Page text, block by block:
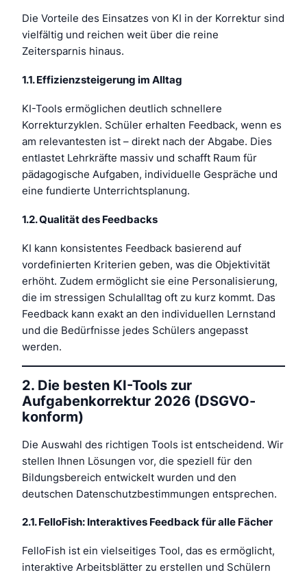
Die Vorteile des Einsatzes von KI in der Korrektur sind
vielfältig und reichen weit über die reine
Zeitersparnis hinaus.
1.1. Effizienzsteigerung im Alltag
KI-Tools ermöglichen deutlich schnellere
Korrekturzyklen. Schüler erhalten Feedback, wenn es
am relevantesten ist – direkt nach der Abgabe. Dies
entlastet Lehrkräfte massiv und schafft Raum für
pädagogische Aufgaben, individuelle Gespräche und
eine fundierte Unterrichtsplanung.
1.2. Qualität des Feedbacks
KI kann konsistentes Feedback basierend auf
vordefinierten Kriterien geben, was die Objektivität
erhöht. Zudem ermöglicht sie eine Personalisierung,
die im stressigen Schulalltag oft zu kurz kommt. Das
Feedback kann exakt an den individuellen Lernstand
und die Bedürfnisse jedes Schülers angepasst
werden.
2. Die besten KI-Tools zur
Aufgabenkorrektur 2026 (DSGVO-
konform)
Die Auswahl des richtigen Tools ist entscheidend. Wir
stellen Ihnen Lösungen vor, die speziell für den
Bildungsbereich entwickelt wurden und den
deutschen Datenschutzbestimmungen entsprechen.
2.1. FelloFish: Interaktives Feedback für alle Fächer
FelloFish ist ein vielseitiges Tool, das es ermöglicht,
interaktive Arbeitsblätter zu erstellen und Schülern